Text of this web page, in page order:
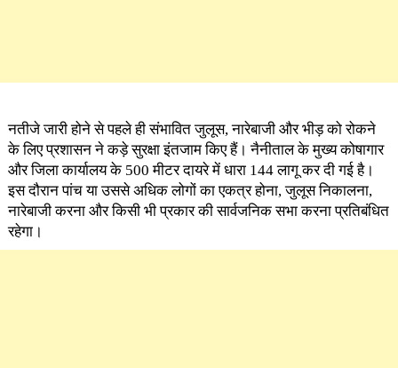
नतीजे जारी होने से पहले ही संभावित जुलूस, नारेबाजी और भीड़ को रोकने
के लिए प्रशासन ने कड़े सुरक्षा इंतजाम किए हैं। नैनीताल के मुख्य कोषागार
और जिला कार्यालय के 500 मीटर दायरे में धारा 144 लागू कर दी गई है।
इस दौरान पांच या उससे अधिक लोगों का एकत्र होना, जुलूस निकालना,
नारेबाजी करना और किसी भी प्रकार की सार्वजनिक सभा करना प्रतिबंधित
रहेगा।